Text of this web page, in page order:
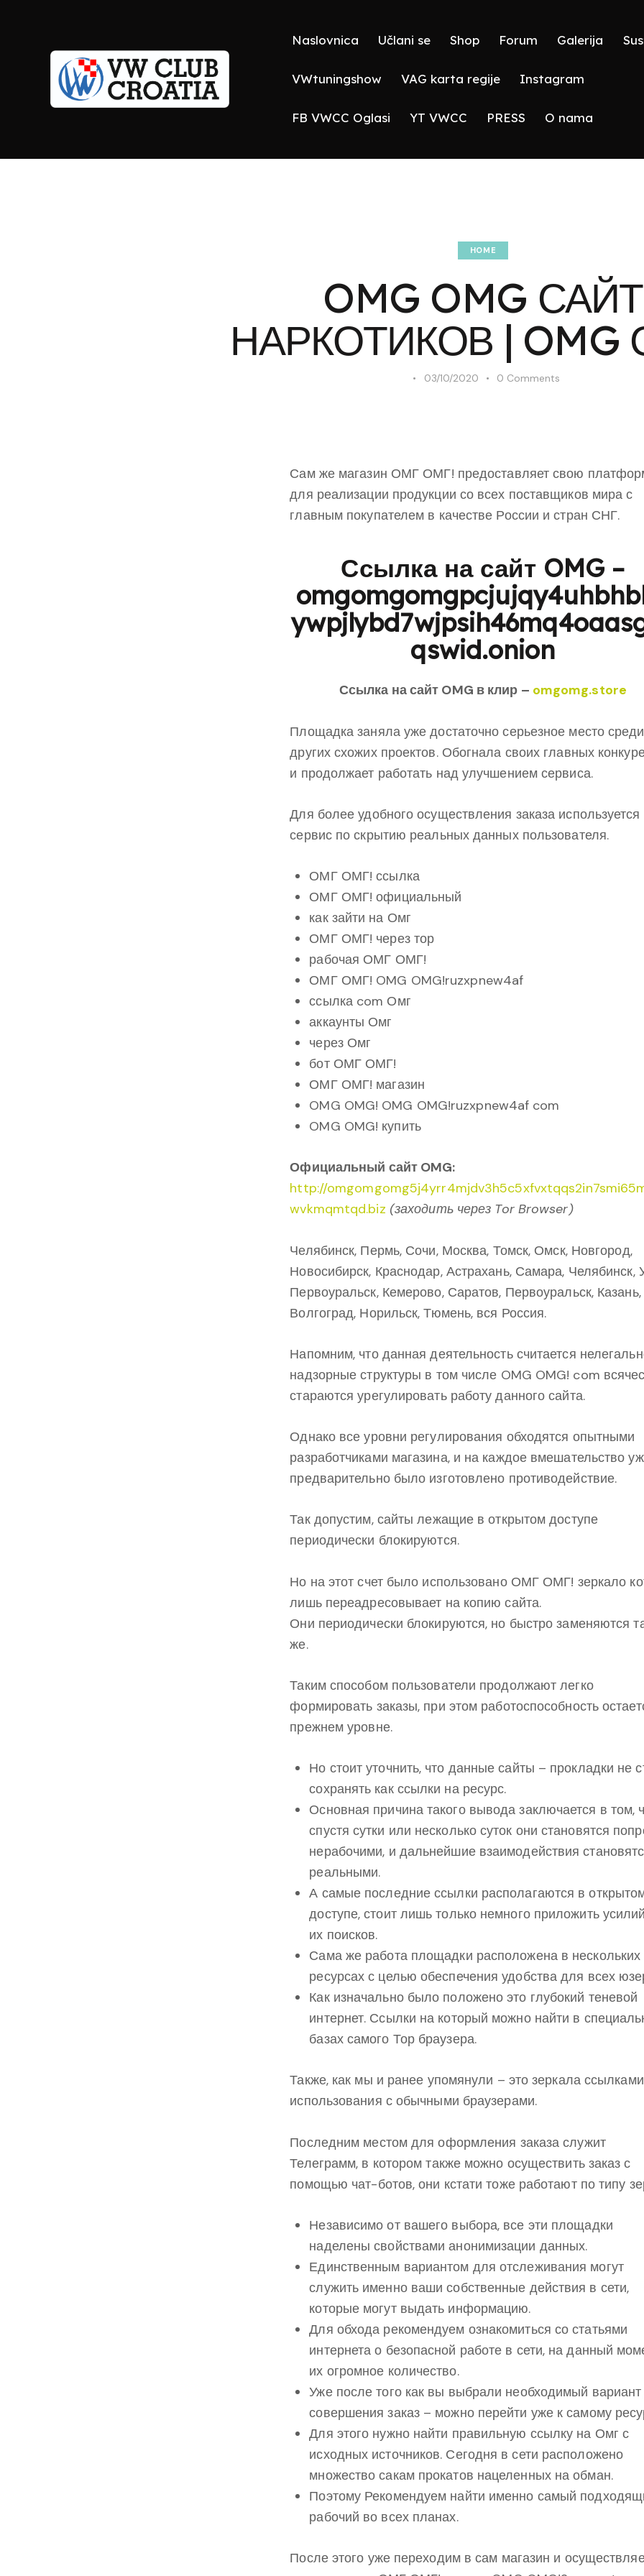
Naslovnica Učlani se Shop Forum Galerija
VWtuningshow VAG karta regije Instagram
FB VWCC Oglasi YT VWCC PRESS O nama
HOME
OMG OMG САЙТ
НАРКОТИКОВ | OMG
03/10/2020 0 Comments
Сам же магазин ОМГ ОМГ! предоставляет свою
для реализации продукции со всех поставщиков мира с
главным покупателем в качестве России и стран СНГ.
Ссылка на сайт OMG –
qswid.onion
Ссылка на сайт OMG в клир – omgomg.store
Площадка заняла уже достаточно серьезное место
других схожих проектов. Обогнала своих главных
и продолжает работать над улучшением сервиса.
Для более удобного осуществления заказа используется
сервис по скрытию реальных данных пользователя.
ОМГ ОМГ! ссылка
ОМГ ОМГ! официальный
как зайти на Омг
ОМГ ОМГ! через тор
рабочая ОМГ ОМГ!
ОМГ ОМГ! OMG OMG!ruzxpnew4af
ссылка com Омг
аккаунты Омг
через Омг
бот ОМГ ОМГ!
ОМГ ОМГ! магазин
OMG OMG! OMG OMG!ruzxpnew4af com
OMG OMG! купить
Официальный сайт OMG:
http://
wvkmqmtqd.biz (заходить через Tor Browser)
Челябинск, Пермь, Сочи, Москва, Томск, Омск, Новгород,
Новосибирск, Краснодар, Астрахань, Самара, Челябинск,
Первоуральск, Кемерово, Саратов, Первоуральск, Казань,
Волгоград, Норильск, Тюмень, вся Россия.
Напомним, что данная деятельность считается
надзорные структуры в том числе OMG OMG! com
стараются урегулировать работу данного сайта.
Однако все уровни регулирования обходятся опытными
разработчиками магазина, и на каждое вмешательство
предварительно было изготовлено противодействие.
Так допустим, сайты лежащие в открытом доступе
периодически блокируются.
Но на этот счет было использовано ОМГ ОМГ! зеркало
лишь переадресовывает на копию сайта.
Они периодически блокируются, но быстро заменяются
же.
Таким способом пользователи продолжают легко
формировать заказы, при этом работоспособность
прежнем уровне.
Но стоит уточнить, что данные сайты – прокладки не
сохранять как ссылки на ресурс.
Основная причина такого вывода заключается в том,
спустя сутки или несколько суток они становятся
нерабочими, и дальнейшие взаимодействия
реальными.
А самые последние ссылки располагаются в
доступе, стоит лишь только немного приложить
их поисков.
Сама же работа площадки расположена в нескольких
ресурсах с целью обеспечения удобства для всех
Как изначально было положено это глубокий теневой
интернет. Ссылки на который можно найти в
базах самого Тор браузера.
Также, как мы и ранее упомянули – это зеркала
использования с обычными браузерами.
Последним местом для оформления заказа служит
Телеграмм, в котором также можно осуществить заказ с
помощью чат-ботов, они кстати тоже работают по типу
Независимо от вашего выбора, все эти площадки
наделены свойствами анонимизации данных.
Единственным вариантом для отслеживания могут
служить именно ваши собственные действия в сети,
которые могут выдать информацию.
Для обхода рекомендуем ознакомиться со статьями
интернета о безопасной работе в сети, на данный
их огромное количество.
Уже после того как вы выбрали необходимый
совершения заказ – можно перейти уже к самому
Для этого нужно найти правильную ссылку на Омг с
исходных источников. Сегодня в сети расположено
множество сакам прокатов нацеленных на обман.
Поэтому Рекомендуем найти именно самый
рабочий во всех планах.
После этого уже переходим в сам магазин и